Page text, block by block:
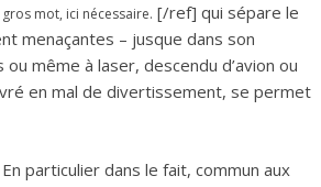
gros mot, ici nécessaire. [/ref] qui sépare le
menaçantes – jusque dans son
même à laser, descendu d’avion ou
en mal de divertissement, se permet
particulier dans le fait, commun aux